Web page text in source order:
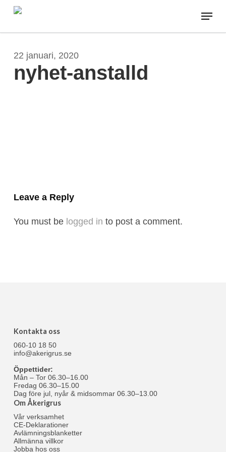
Skip
main
Menu
22 januari, 2020
nyhet-anstalld
Leave a Reply
You must be logged in to post a comment.
Kontakta oss
060-10 18 50
info@akerigrus.se
Öppettider:
Mån – Tor 06.30–16.00
Fredag 06.30–15.00
Dag före jul, nyår & midsommar 06.30–13.00
Om Åkerigrus
Vår verksamhet
CE-Deklarationer
Avlämningsblanketter
Allmänna villkor
Jobba hos oss